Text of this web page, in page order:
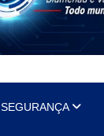
SEGURANÇA